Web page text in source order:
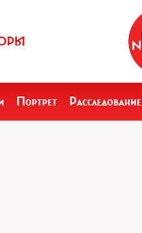
Портрет Расследование